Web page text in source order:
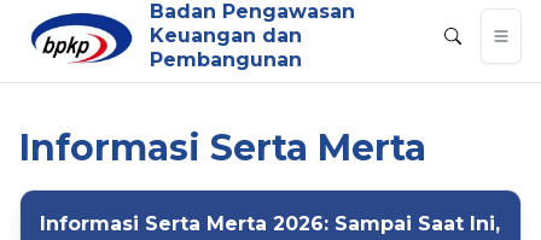
Badan Pengawasan
Keuangan dan
Pembangunan
Informasi Serta Merta
Informasi Serta Merta 2026: Sampai Saat Ini,